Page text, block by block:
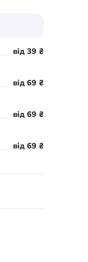
від 39 ₴
від 69 ₴
від 69 ₴
від 69 ₴